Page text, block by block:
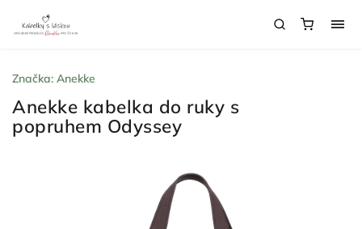
Anekke kabelka do ruky s
popruhem Odyssey
Značka: Anekke